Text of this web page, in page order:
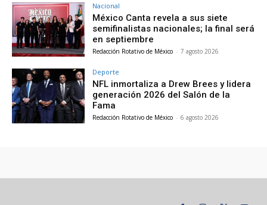
Nacional
México Canta revela a sus siete
semifinalistas nacionales; la final será
en septiembre
Redacción Rotativo de México - 7 agosto 2026
Deporte
NFL inmortaliza a Drew Brees y lidera
generación 2026 del Salón de la
Fama
Redacción Rotativo de México - 6 agosto 2026